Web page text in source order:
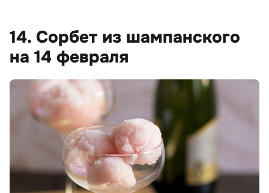
14. Сорбет из шампанского
на 14 февраля